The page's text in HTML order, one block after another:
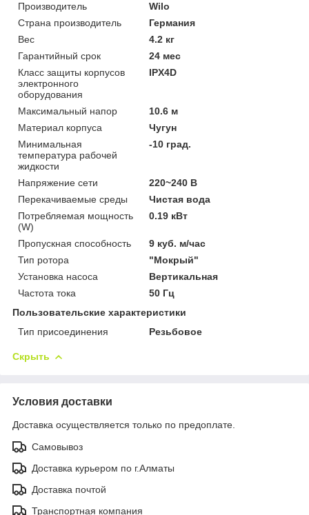
Производитель
Wilo
Страна производитель
Германия
Вес
4.2 кг
Гарантийный срок
24 мес
Класс защиты корпусов
электронного
оборудования
IPX4D
Максимальный напор
10.6 м
Материал корпуса
Чугун
Минимальная
температура рабочей
жидкости
-10 град.
Напряжение сети
220~240 В
Перекачиваемые среды
Чистая вода
Потребляемая мощность
(W)
0.19 кВт
Пропускная способность
9 куб. м/час
Тип ротора
"Мокрый"
Установка насоса
Вертикальная
Частота тока
50 Гц
Пользовательские характеристики
Тип присоединения
Резьбовое
Скрыть
Условия доставки
Доставка осуществляется только по предоплате.
Самовывоз
Доставка курьером по г.Алматы
Доставка почтой
Транспортная компания